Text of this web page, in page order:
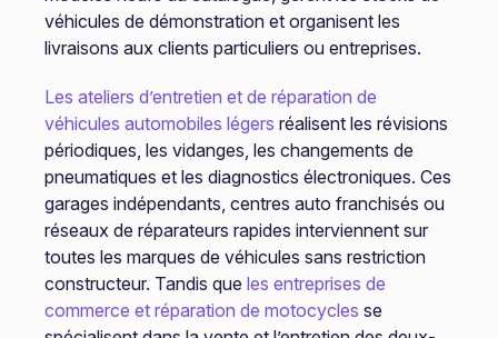
véhicules de démonstration et organisent les
livraisons aux clients particuliers ou entreprises.
Les ateliers d’entretien et de réparation de
véhicules automobiles légers réalisent les révisions
périodiques, les vidanges, les changements de
pneumatiques et les diagnostics électroniques. Ces
garages indépendants, centres auto franchisés ou
réseaux de réparateurs rapides interviennent sur
toutes les marques de véhicules sans restriction
constructeur. Tandis que les entreprises de
commerce et réparation de motocycles se